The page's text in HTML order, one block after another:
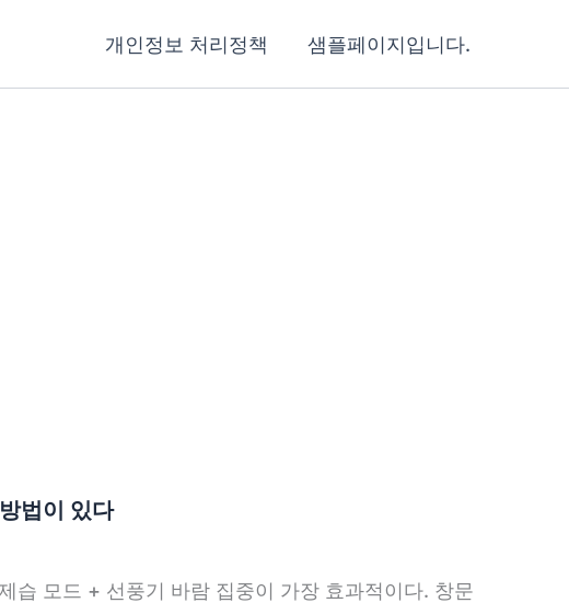
개인정보 처리정책 샘플페이지입니다.
법이 있다
습 모드 + 선풍기 바람 집중이 가장 효과적이다. 창문